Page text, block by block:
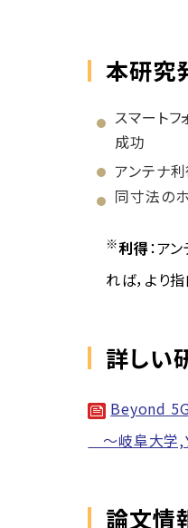
本研究
スマート
成功
アンテナ
同寸法の
※利得：ア
れば，より
詳しい
Beyond
～岐阜大学,
論文情